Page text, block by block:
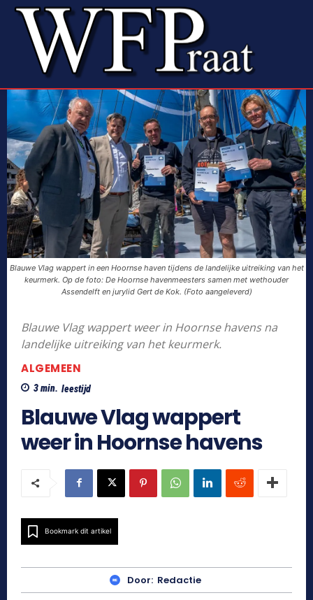
Blauwe Vlag wappert in een Hoornse haven tijdens de landelijke uitreiking van het
keurmerk. Op de foto: De Hoornse havenmeesters samen met wethouder
Assendelft en jurylid Gert de Kok. (Foto aangeleverd)
Blauwe Vlag wappert weer in Hoornse havens na
landelijke uitreiking van het keurmerk.
ALGEMEEN
3min. leestijd
Blauwe Vlag wappert
weer in Hoornse havens
Bookmark dit artikel
Door: Redactie